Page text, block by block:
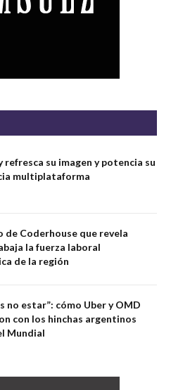
refresca su imagen y potencia su
multiplataforma
de Coderhouse que revela
la fuerza laboral
de la región
no estar”: cómo Uber y OMD
con los hinchas argentinos
Mundial